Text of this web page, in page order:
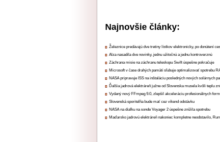
Najnovšie články:
Železnice predávajú dve tretiny lístkov elektronicky, po donútení
Alza nasadila dve novinky, jednu užitočnú a jednu kontroverznú
Záchrana misie na záchranu teleskopu Swift úspešne pokračuje
Microsoft v čase drahých pamätí sľubuje optimalizovať spotrebu
NASA pripravuje ISS na inštaláciu posledných nových solárnych
Ďalšia jadrová elektráreň južne od Slovenska musela kvôli teplu
Vydaný nový FFmpeg 9.0, zlepšil akceleráciu profesionálnych
Slovenská sporiteľňa bude mať cez víkend odstávku
NASA na diaľku na sonde Voyager 2 úspešne znížila spotrebu
Maďarsko jadrovú elektráreň nakoniec kompletne neodstavilo,